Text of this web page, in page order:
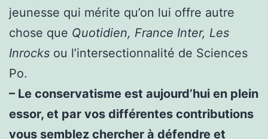
jeunesse qui mérite qu’on lui offre autre
chose que Quotidien, France Inter, Les
Inrocks ou l’intersectionnalité de Sciences
Po.
– Le conservatisme est aujourd’hui en plein
essor, et par vos différentes contributions
vous semblez chercher à défendre et